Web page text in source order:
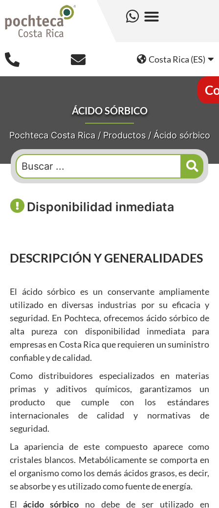
Costa Rica (ES)
ÁCIDO SÓRBICO
Pochteca Costa Rica/ Productos/ Ácido sórbico
Disponibilidad inmediata
DESCRIPCIÓN Y GENERALIDADES
El ácido sórbico es un conservante ampliamente
utilizado en diversas industrias por su eficacia y
seguridad. En Pochteca, ofrecemos ácido sórbico de
alta pureza con disponibilidad inmediata para
empresas en Costa Rica que requieren un suministro
confiable y de calidad.
Como distribuidores especializados en materias
primas y aditivos químicos, garantizamos un
producto que cumple con los estándares
internacionales de calidad y normativas de
seguridad.
La apariencia de este compuesto aparece como
cristales blancos. Metabólicamente se comporta en
el organismo como los demás ácidos grasos, es decir,
se absorbe y es utilizado como fuente de energía.
El ácido sórbico no debe de ser utilizado en